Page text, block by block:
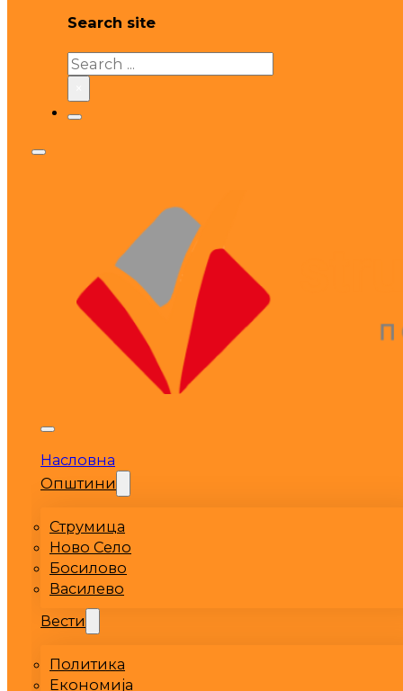
Search site
Search
Насловна
Општини
Струмица
Ново Село
Босилово
Василево
Вести
Политика
Економија